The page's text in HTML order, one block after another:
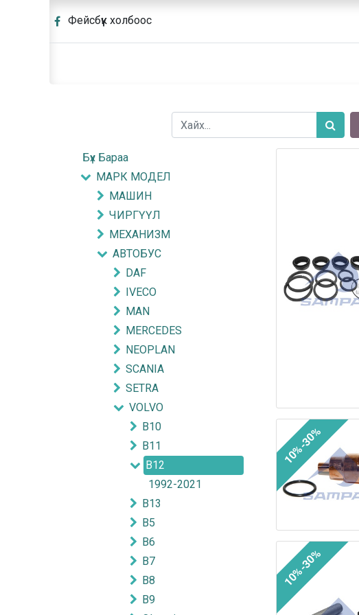
Фейсбүүк холбоос
Бүх Бараа
МАРК МОДЕЛ
МАШИН
ЧИРГҮҮЛ
МЕХАНИЗМ
АВТОБУС
DAF
IVECO
MAN
MERCEDES
NEOPLAN
SCANIA
SETRA
VOLVO
B10
B11
B12
1992-2021
B13
B5
B6
B7
B8
B9
10%-30%
10%-30%